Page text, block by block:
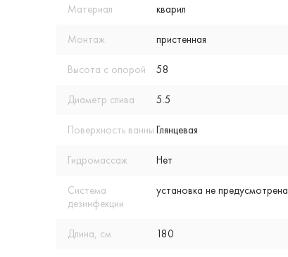
Материал кварил
Монтаж пристенная
Высота с опорой 58
Диаметр слива 5.5
Поверхность ванны Глянцевая
Гидромассаж Нет
Система
дезинфекции
установка не предусмотрена
Длина, см 180